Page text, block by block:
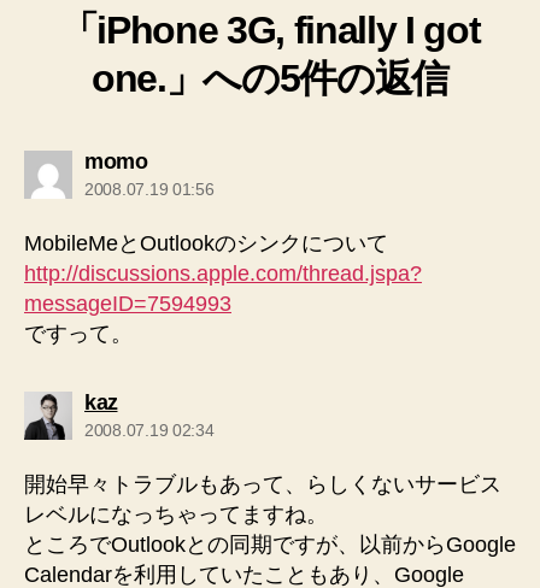
「iPhone 3G, finally I got
one.」への5件の返信
momoの
発
2008.07.19 01:56
MobileMeとOutlookのシンクについて
http://discussions.apple.com/thread.jspa?
messageID=7594993
ですって。
kazの
発
2008.07.19 02:34
開始早々トラブルもあって、らしくないサービス
レベルになっちゃってますね。
ところでOutlookとの同期ですが、以前からGoogle
Calendarを利用していたこともあり、Google